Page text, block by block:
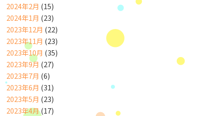
2024年2月 (15)
2024年1月 (23)
2023年12月 (22)
2023年11月 (23)
2023年10月 (35)
2023年9月 (27)
2023年7月 (6)
2023年6月 (31)
2023年5月 (23)
2023年4月(17)